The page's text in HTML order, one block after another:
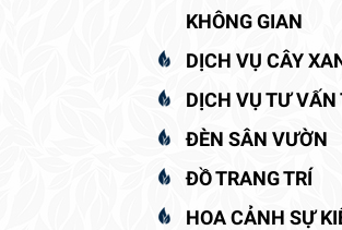
KHÔNG GIAN
DỊCH VỤ CÂY
DỊCH VỤ TƯ VẤN
ĐÈN SÂN VƯỜN
ĐỒ TRANG TRÍ
HOA CẢNH SỰ